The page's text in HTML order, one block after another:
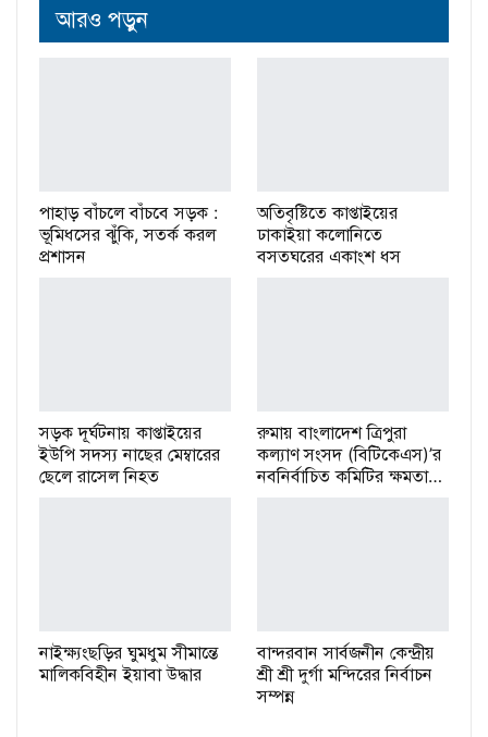
আরও পড়ুন
পাহাড় বাঁচলে বাঁচবে সড়ক :
ভূমিধসের ঝুঁকি, সতর্ক করল
প্রশাসন
অতিবৃষ্টিতে কাপ্তাইয়ের
ঢাকাইয়া কলোনিতে
বসতঘরের একাংশ ধস
সড়ক দূর্ঘটনায় কাপ্তাইয়ের
ইউপি সদস্য নাছের মেম্বারের
ছেলে রাসেল নিহত
রুমায় বাংলাদেশ ত্রিপুরা
কল্যাণ সংসদ (বিটিকেএস)’র
নবনির্বাচিত কমিটির ক্ষমতা…
নাইক্ষ্যংছড়ির ঘুমধুম সীমান্তে
মালিকবিহীন ইয়াবা উদ্ধার
বান্দরবান সার্বজনীন কেন্দ্রীয়
শ্রী শ্রী দুর্গা মন্দিরের নির্বাচন
সম্পন্ন